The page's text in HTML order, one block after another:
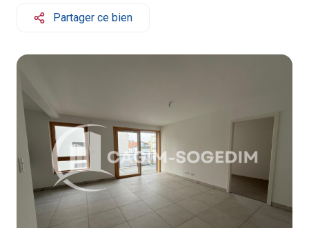
commerciaux
agence
Partager ce bien